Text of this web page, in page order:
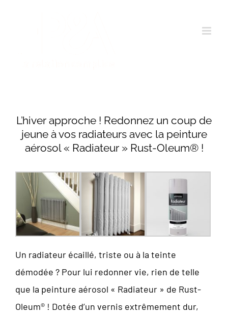
L’hiver approche ! Redonnez un coup de
jeune à vos radiateurs avec la peinture
aérosol « Radiateur » Rust-Oleum® !
Un radiateur écaillé, triste ou à la teinte
démodée ? Pour lui redonner vie, rien de telle
que la peinture aérosol « Radiateur » de Rust-
Oleum® ! Dotée d’un vernis extrêmement dur,